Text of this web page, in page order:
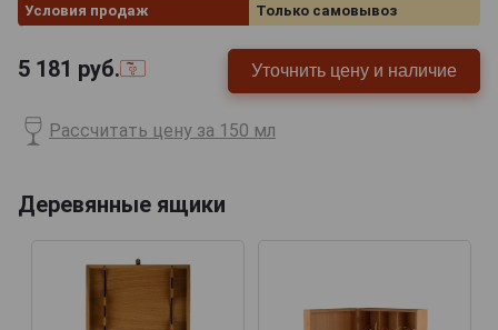
Условия продаж
Только самовывоз
5 181 руб. Уточнить цену и наличие
Рассчитать цену за 150 мл
Деревянные ящики